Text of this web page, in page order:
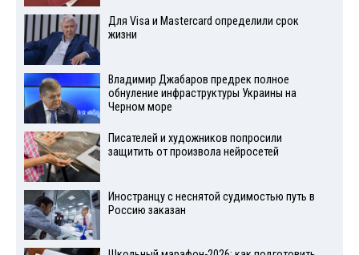
Для Visа и Mastercard определили срок
жизни
Владимир Джабаров предрек полное
обнуление инфраструктуры Украины на
Черном море
Писателей и художников попросили
защитить от произвола нейросетей
Иностранцу с неснятой судимостью путь в
Россию заказан